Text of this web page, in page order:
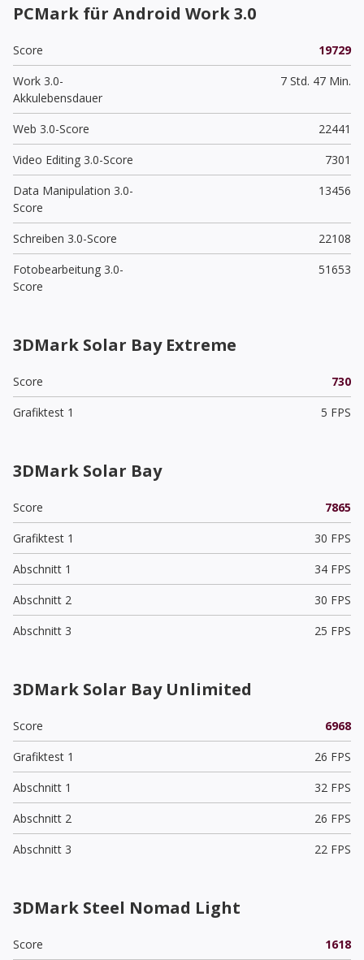
PCMark für Android Work 3.0
Score
19729
Work 3.0-
Akkulebensdauer
7 Std. 47 Min.
Web 3.0-Score
22441
Video Editing 3.0-Score
7301
Data Manipulation 3.0-
Score
13456
Schreiben 3.0-Score
22108
Fotobearbeitung 3.0-
Score
51653
3DMark Solar Bay Extreme
Score
730
Grafiktest 1
5 FPS
3DMark Solar Bay
Score
7865
Grafiktest 1
30 FPS
Abschnitt 1
34 FPS
Abschnitt 2
30 FPS
Abschnitt 3
25 FPS
3DMark Solar Bay Unlimited
Score
6968
Grafiktest 1
26 FPS
Abschnitt 1
32 FPS
Abschnitt 2
26 FPS
Abschnitt 3
22 FPS
3DMark Steel Nomad Light
Score
1618